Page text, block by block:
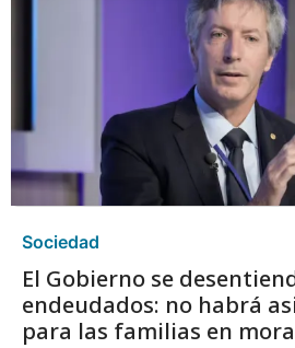
Sociedad
El Gobierno se
endeudados: no habrá
para las familias en mora